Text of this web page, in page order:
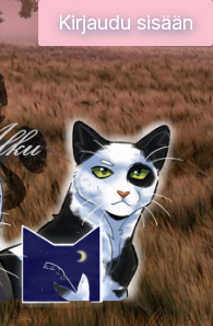
Kirjaudu sisään